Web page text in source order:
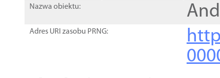
Nazwa obiektu:
Adres URI zasobu PRNG: